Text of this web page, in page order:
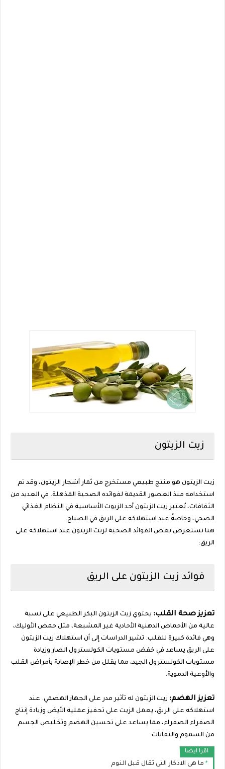
زيت الزيتون
زيت الزيتون هو منتج طبيعي مستخرج من ثمار أشجار الزيتون، وقد تم
استخدامه منذ العصور القديمة لفوائده الصحية المذهلة. في العديد من
الثقافات، يُعتبر زيت الزيتون أحد الزيوت الأساسية في النظام الغذائي
الصحي، وخاصةً عند استهلاكه على الريق في الصباح.
هنا نستعرض بعض الفوائد الصحية لزيت الزيتون عند استهلاكه على
الريق:
فوائد زيت الزيتون على الريق
تعزيز صحة القلب: يحتوي زيت الزيتون البكر الطبيعي على نسبة
عالية من الأحماض الدهنية الأحادية غير المشبعة، مثل حمض الأوليك،
وهي فائدة كبيرة للقلب. تشير الدراسات إلى أن استهلاك زيت الزيتون
على الريق يساعد في خفض مستويات الكولسترول الضار وزيادة
مستويات الكولسترول الجيد، مما يقلل من خطر الإصابة بأمراض القلب
والأوعية الدموية.
تعزيز الهضم: زيت الزيتون له تأثير مدر على الجهاز الهضمي. عند
استهلاكه على الريق، يعمل الزيت على تحفيز عملية الأيض وزيادة إنتاج
الصفراء الصفراء، مما يساعد على تحسين الهضم وتخليص الجسم
من السموم والنفايات.
اقرا ايضا
ما هى الاذكار التى تقال قبل النوم